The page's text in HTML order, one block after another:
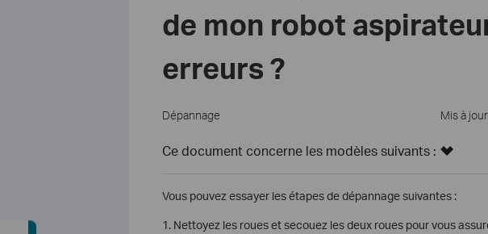
de mon robot
erreurs ?
Dépannage Mis à
Ce document concerne les modèles suivants :
Vous pouvez essayer les étapes de dépannage suivantes :
1. Nettoyez les roues et secouez les deux roues pour vous